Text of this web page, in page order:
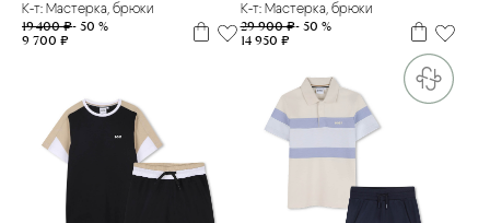
К-т: Мастерка, брюки
19 400 ₽- 50 %
9 700 ₽
К-т: Мастерка, брюки
29 900 ₽- 50 %
14 950 ₽